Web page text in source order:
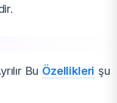
Bu Özellikleri şu